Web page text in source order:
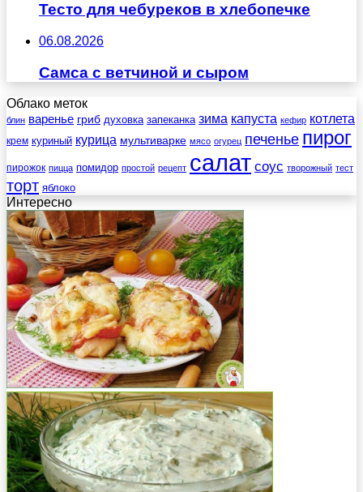
Тесто для чебуреков в хлебопечке
06.08.2026
Самса с ветчиной и сыром
Облако меток
блин варенье гриб духовка запеканка зима капуста кефир котлета
крем куриный курица мультиварке мясо огурец печенье пирог
пирожок пицца помидор простой рецепт салат соус творожный тест
торт яблоко
Интересно